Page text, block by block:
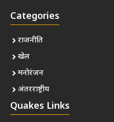
Categories
राजनीति
खेल
मनोरंजन
अंतरराष्ट्रीय
Quakes Links